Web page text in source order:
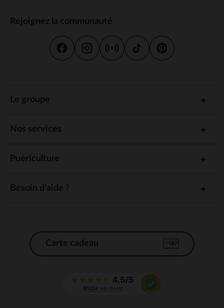
Rejoignez la communauté
Le groupe
Nos services
Puériculture
Besoin d'aide ?
Carte cadeau